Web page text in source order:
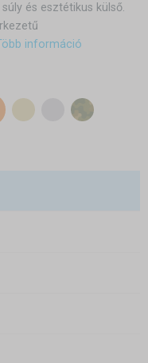
és esztétikus külső.
információ